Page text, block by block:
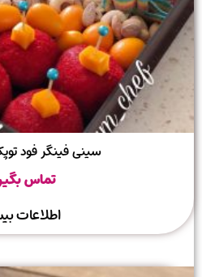
سینی فینگر فود
تماس
اطلاعات